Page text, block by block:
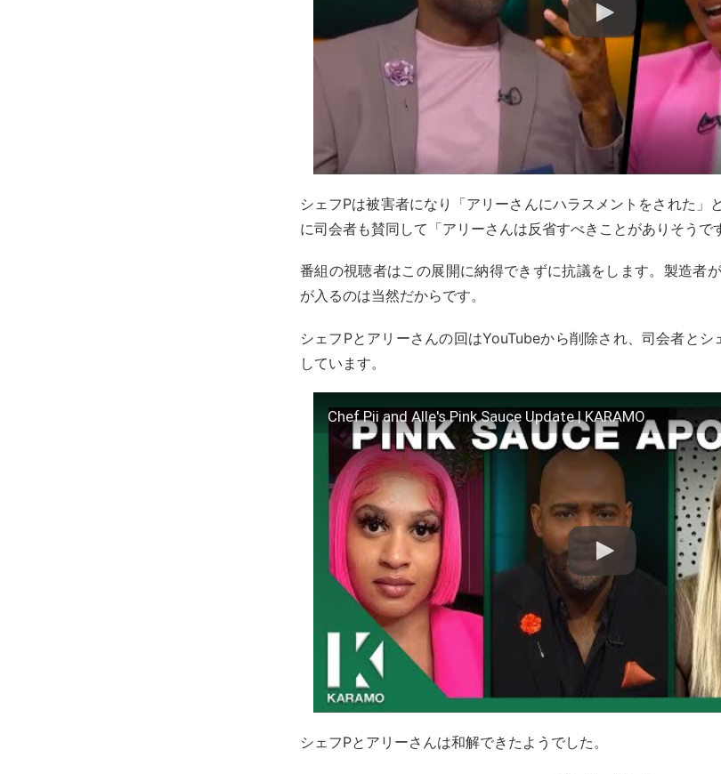
シェフPは被害者になり「アリーさんにハラスメントをされた」
に司会者も賛同して「アリーさんは反省すべきことがありそうで
番組の視聴者はこの展開に納得できずに抗議をします。製造者
が入るのは当然だからです。
シェフPとアリーさんの回はYouTubeから削除され、司会者とシ
しています。
Chef Pii and Alle's Pink Sauce Update | KARAMO
シェフPとアリーさんは和解できたようでした。